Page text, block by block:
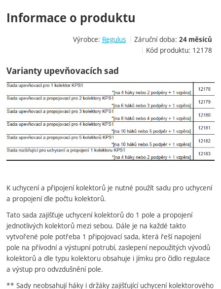
Informace o produktu
Výrobce: Regulus Záruční doba: 24 měsíců
Kód produktu: 12178
Varianty upevňovacích sad
K uchycení a připojení kolektorů je nutné použít sadu pro uchycení
a propojení dle počtu kolektorů.
Tato sada zajišťuje uchycení kolektorů do 1 pole a propojení
jednotlivých kolektorů mezi sebou. Dále je na každé takto
vytvořené pole potřeba 1 připojovací sada, která řeší napojení
pole na přívodní a výstupní potrubí, zaslepení nepoužitých vývodů
kolektorů a dle typu kolektoru obsahuje i jímku pro čidlo regulace
a výstup pro odvzdušnění pole.
** Sady neobsahují háky i držáky zajišťující uchycení kolektorového